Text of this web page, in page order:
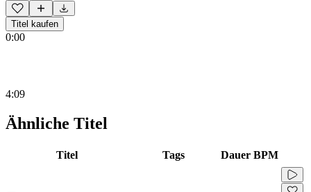
Titel kaufen
0:00
4:09
Ähnliche Titel
Titel Tags Dauer BPM